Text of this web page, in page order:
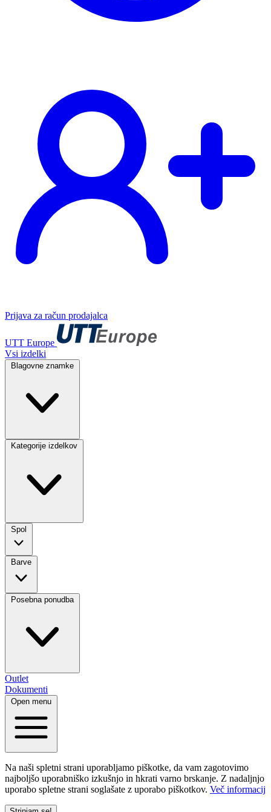
Prijava za račun prodajalca
UTT Europe
Vsi izdelki
Blagovne znamke
Kategorije izdelkov
Spol
Barve
Posebna ponudba
Outlet
Dokumenti
Open menu
Na naši spletni strani uporabljamo piškotke, da vam zagotovimo
najboljšo uporabniško izkušnjo in hkrati varno brskanje. Z nadaljnjo
uporabo spletne strani soglašate z uporabo piškotkov. Več informacij